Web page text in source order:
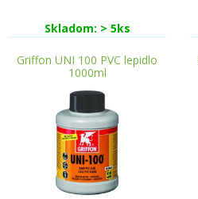
Skladom: > 5ks
Griffon UNI 100 PVC lepidlo
1000ml